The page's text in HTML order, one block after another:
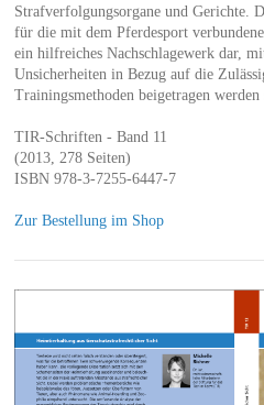
Strafverfolgungsorgane und Gerichte.
für die mit dem Pferdesport
ein hilfreiches Nachschlagewerk dar,
Unsicherheiten in Bezug auf die
Trainingsmethoden beigetragen werden
TIR-Schriften - Band 11
(2013, 278 Seiten)
ISBN 978-3-7255-6447-7
Zur Bestellung im Shop